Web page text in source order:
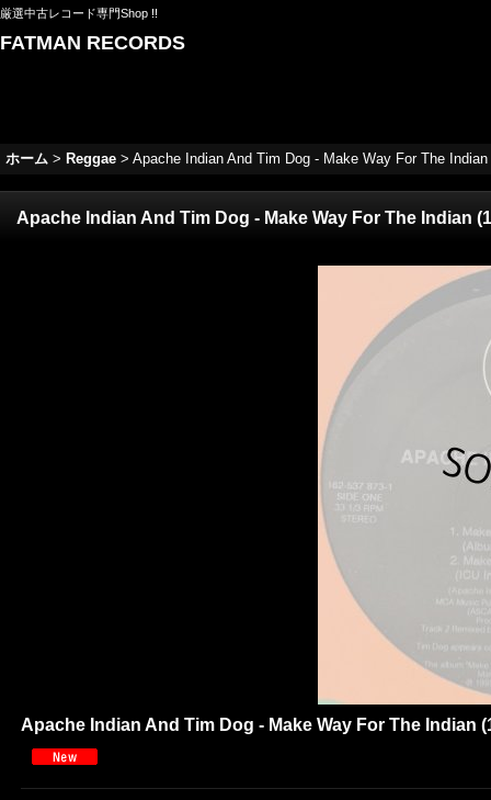
厳選中古レコード専門Shop !!
FATMAN RECORDS
ホーム > Reggae > Apache Indian And Tim Dog - Make Way For The Indian
Apache Indian And Tim Dog - Make Way For The Indian
Apache Indian And Tim Dog - Make Way For The Indian